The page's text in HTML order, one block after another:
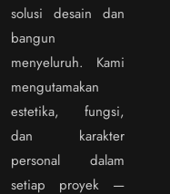
solusi desain dan
bangun
menyeluruh. Kami
mengutamakan
estetika, fungsi,
dan karakter
personal dalam
setiap proyek —